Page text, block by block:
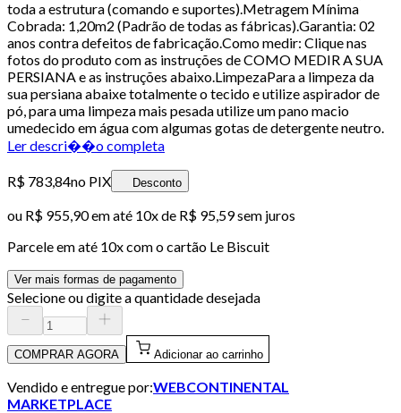
toda a estrutura (comando e suportes).Metragem Mínima
Cobrada: 1,20m2 (Padrão de todas as fábricas).Garantia: 02
anos contra defeitos de fabricação.Como medir: Clique nas
fotos do produto com as instruções de COMO MEDIR A SUA
PERSIANA e as instruções abaixo.LimpezaPara a limpeza da
sua persiana abaixe totalmente o tecido e utilize aspirador de
pó, para uma limpeza mais pesada utilize um pano macio
umedecido em água com algumas gotas de detergente neutro.
Ler descri��o completa
R$ 783,84no PIX Desconto
ou R$ 955,90em até 10x de R$ 95,59 sem juros
Parcele em até 10x com o cartão Le Biscuit
Ver mais formas de pagamento
Selecione ou digite a quantidade desejada
COMPRAR AGORA Adicionar ao carrinho
Vendido e entregue por:WEBCONTINENTAL
MARKETPLACE